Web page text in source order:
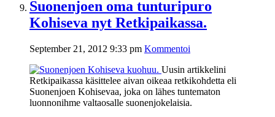
Suonenjoen oma tunturipuro
Kohiseva nyt Retkipaikassa.
September 21, 2012 9:33 pm Kommentoi
Uusin artikkelini
Retkipaikassa käsittelee aivan oikeaa retkikohdetta eli
Suonenjoen Kohisevaa, joka on lähes tuntematon
luonnonihme valtaosalle suonenjokelaisia.